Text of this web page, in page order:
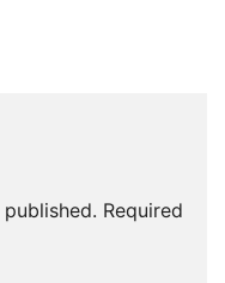
Required